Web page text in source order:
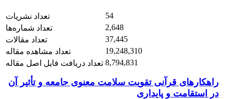
تعداد نشریات
54
تعداد شماره‌ها
2,648
تعداد مقالات
37,445
تعداد مشاهده مقاله
19,248,310
تعداد دریافت فایل اصل مقاله 8,794,831
راهکارهای قرآنی تقویت سلامت معنوی جامعه و تأثیر آن
در استقامت و پایداری